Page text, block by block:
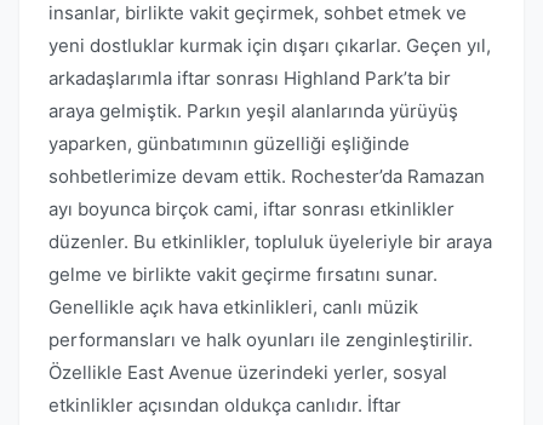
insanlar, birlikte vakit geçirmek, sohbet etmek ve
yeni dostluklar kurmak için dışarı çıkarlar. Geçen yıl,
arkadaşlarımla iftar sonrası Highland Park’ta bir
araya gelmiştik. Parkın yeşil alanlarında yürüyüş
yaparken, günbatımının güzelliği eşliğinde
sohbetlerimize devam ettik. Rochester’da Ramazan
ayı boyunca birçok cami, iftar sonrası etkinlikler
düzenler. Bu etkinlikler, topluluk üyeleriyle bir araya
gelme ve birlikte vakit geçirme fırsatını sunar.
Genellikle açık hava etkinlikleri, canlı müzik
performansları ve halk oyunları ile zenginleştirilir.
Özellikle East Avenue üzerindeki yerler, sosyal
etkinlikler açısından oldukça canlıdır. İftar